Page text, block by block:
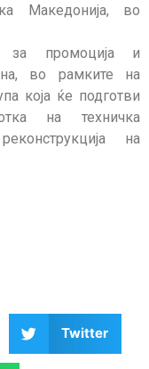
Македонија, во
за промоција и
во рамките на
која ќе подготви
на техничка
на
Twitter